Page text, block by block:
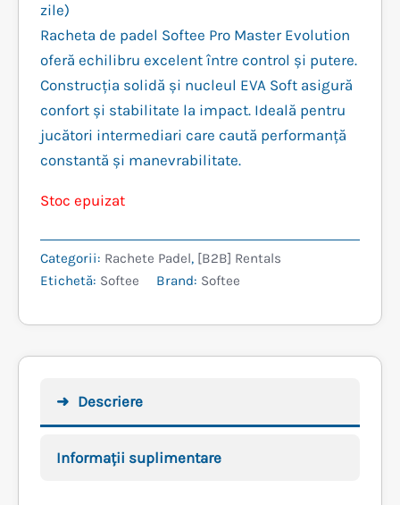
a
fost:
399,99 lei.
este:
329,99 lei.
zile)
Racheta de padel Softee Pro Master Evolution
oferă echilibru excelent între control și putere.
Construcția solidă și nucleul EVA Soft asigură
confort și stabilitate la impact. Ideală pentru
jucători intermediari care caută performanță
constantă și manevrabilitate.
Stoc epuizat
Categorii: Rachete Padel, [B2B] Rentals
Etichetă: Softee Brand: Softee
Descriere
Informații suplimentare